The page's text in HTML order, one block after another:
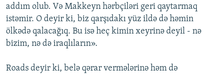
addım olub. Və Makkeyn hərbçiləri geri qaytarmaq
istəmir. O deyir ki, biz qarşıdakı yüz ildə də həmin
ölkədə qalacağıq. Bu isə heç kimin xeyrinə deyil - nə
bizim, nə də iraqlıların».
Roads deyir ki, belə qərar vermələrinə həm də